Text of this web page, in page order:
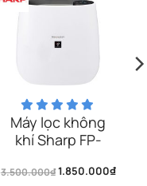
Máy lọc không
khí Sharp FP-
3.500.000₫ 1.850.000₫